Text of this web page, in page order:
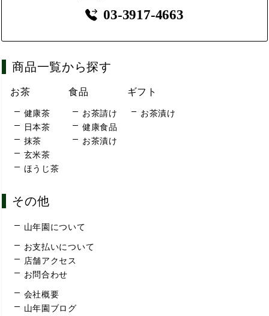
03-3917-4663
商品一覧から探す
お茶
健康茶
日本茶
抹茶
玄米茶
ほうじ茶
食品
お茶請け
健康食品
お茶漬け
ギフト
お茶漬け
その他
山年園について
お支払いについて
店舗アクセス
お問合わせ
会社概要
山年園ブログ